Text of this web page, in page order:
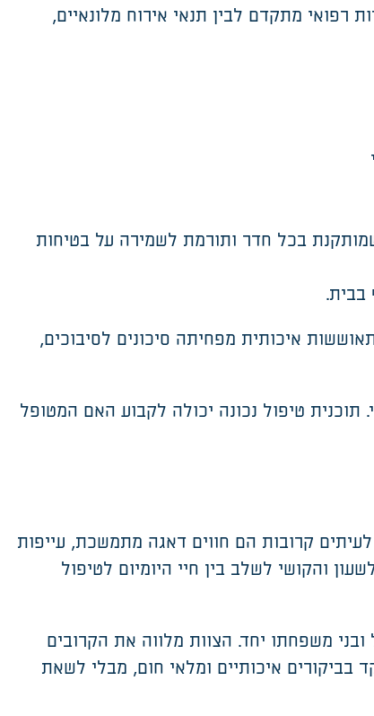
רפואי מתקדם לבין תנאי אירוח מלונאיים,
בכל חדר ותורמת לשמירה על בטיחות
בבית.
איכותית מפחיתה סיכונים לסיבוכים,
תוכנית טיפול נכונה יכולה לקבוע האם המטופל
קרובות הם חווים דאגה מתמשכת, עייפות
והקושי לשלב בין חיי היומיום לטיפול
ובני משפחתו יחד. הצוות מלווה את הקרובים
בביקורים איכותיים ומלאי חום, מבלי לשאת